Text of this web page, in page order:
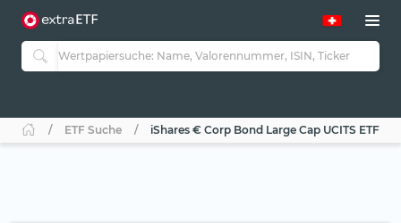
ETF Suche iShares € Corp Bond Large Cap UCITS ETF